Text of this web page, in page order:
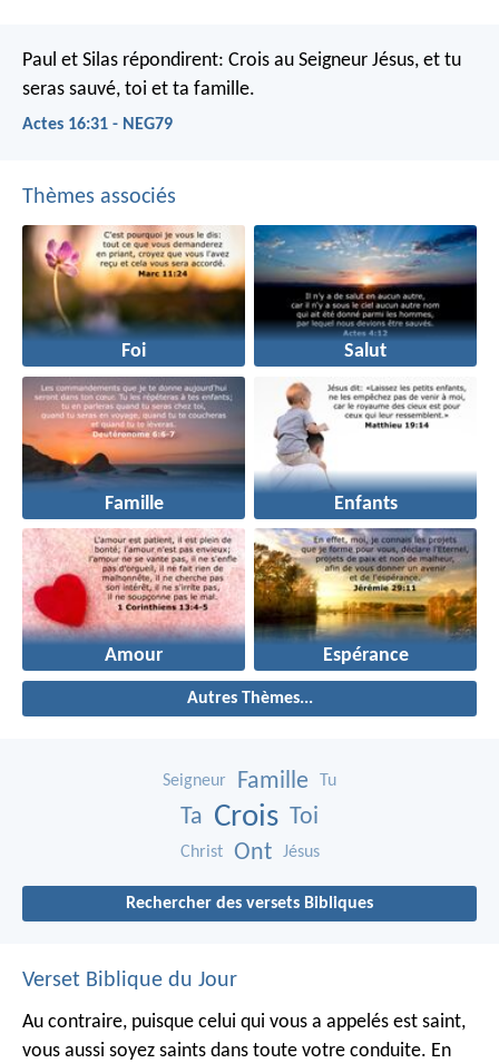
Paul et Silas répondirent: Crois au Seigneur Jésus, et tu
seras sauvé, toi et ta famille.
Actes 16:31 - NEG79
Thèmes associés
Foi Salut
Famille Enfants
Amour Espérance
Autres Thèmes...
Seigneur Famille Tu
Ta Crois Toi
Christ Ont Jésus
Rechercher des versets Bibliques
Verset Biblique du Jour
Au contraire, puisque celui qui vous a appelés est saint,
vous aussi soyez saints dans toute votre conduite. En